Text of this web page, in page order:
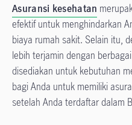
Asuransi kesehatan
efektif untuk menghindarkan
biaya rumah sakit. Selain itu,
lebih terjamin dengan berbagai
disediakan untuk kebutuhan
bagi Anda untuk memiliki
setelah Anda terdaftar dalam